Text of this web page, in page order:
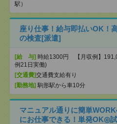
駅）
座り仕事！給与即払いOK！
の検査[派遣]
[給 与] 時給1300円 【月収例】
例21日実働)
[交通費]交通費支給有り
[勤務地] 駒形駅から車10分
マニュアル通りに簡単
にお仕事できる！単発OK◎